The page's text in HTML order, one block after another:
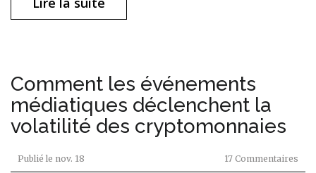
Comment les événements
médiatiques déclenchent la
volatilité des cryptomonnaies
Publié le nov. 18 17 Commentaires